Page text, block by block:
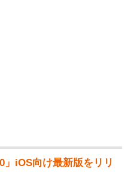
iOS向け最新版をリリ